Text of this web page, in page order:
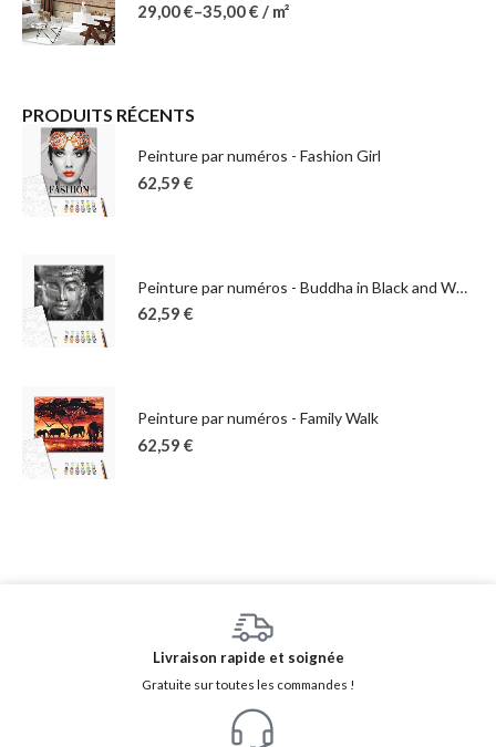
29,00€–35,00€ / m²
PRODUITS RÉCENTS
Peinture par numéros - Fashion Girl
62,59 €
Peinture par numéros - Buddha in Black and White
62,59 €
Peinture par numéros - Family Walk
62,59 €
Livraison rapide et soignée
Gratuite sur toutes les commandes !